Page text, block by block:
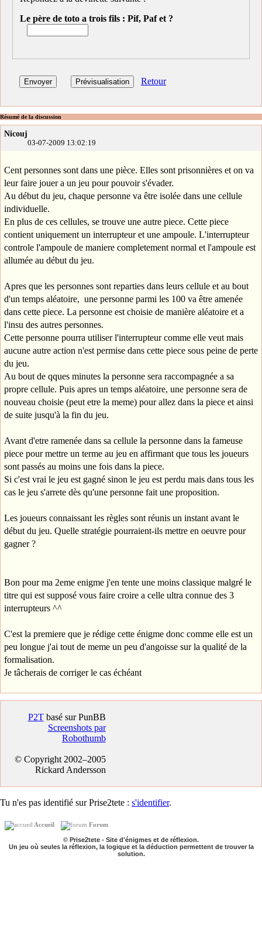
Le père de toto a trois fils : Pif, Paf et ?
Retour
Résumé de la discussion
Nicouj
03-07-2009 13:02:19
Cent personnes sont dans une pièce. Elles sont prisonnières et on va
leur faire jouer a un jeu pour pouvoir s'évader.
Au début du jeu, chaque personne va être isolée dans une cellule
individuelle.
En plus de ces cellules, se trouve une autre piece. Cette piece
contient uniquement un interrupteur et une ampoule. L'interrupteur
controle l'ampoule de maniere completement normal et l'ampoule est
allumée au début du jeu.
Apres que les personnes sont reparties dans leurs cellule et au bout
d'un temps aléatoire, une personne parmi les 100 va être amenée
dans cette piece. La personne est choisie de manière aléatoire et a
l'insu des autres personnes.
Cette personne pourra utiliser l'interrupteur comme elle veut mais
aucune autre action n'est permise dans cette piece sous peine de perte
du jeu.
Au bout de qques minutes la personne sera raccompagnée a sa
propre cellule. Puis apres un temps aléatoire, une personne sera de
nouveau choisie (peut etre la meme) pour allez dans la piece et ainsi
de suite jusqu'à la fin du jeu.
Avant d'etre ramenée dans sa cellule la personne dans la fameuse
piece pour mettre un terme au jeu en affirmant que tous les joueurs
sont passés au moins une fois dans la piece.
Si c'est vrai le jeu est gagné sinon le jeu est perdu mais dans tous les
cas le jeu s'arrete dès qu'une personne fait une proposition.
Les joueurs connaissant les règles sont réunis un instant avant le
début du jeu. Quelle stratégie pourraient-ils mettre en oeuvre pour
gagner ?
Bon pour ma 2eme enigme j'en tente une moins classique malgré le
titre qui est supposé vous faire croire a celle ultra connue des 3
interrupteurs ^^
C'est la premiere que je rédige cette énigme donc comme elle est un
peu longue j'ai tout de meme un peu d'angoisse sur la qualité de la
formalisation.
Je tâcherais de corriger le cas échéant
P2Tbasé sur PunBB
Screenshots par
Robothumb
© Copyright 2002–2005
Rickard Andersson
Tu n'es pas identifié sur Prise2tete : s'identifier.
Accueil Forum
© Prise2tete - Site d'énigmes et de réflexion.
Un jeu où seules la réflexion, la logique et la déduction permettent de trouver la
solution.